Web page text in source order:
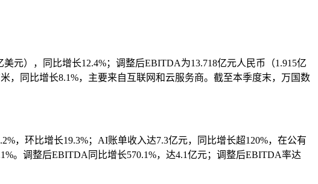
元），同比增长12.4%；调整后EBITDA为13.718亿元人民币（1.915亿
，同比增长8.1%，主要来自互联网和云服务商。截至本季度末，万国数
，环比增长19.3%；AI账单收入达7.3亿元，同比增长超120%，在公有
。调整后EBITDA同比增长570.1%，达4.1亿元；调整后EBITDA率达